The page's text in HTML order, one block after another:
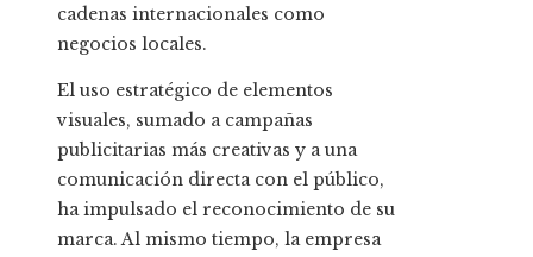
cadenas internacionales como
negocios locales.
El uso estratégico de elementos
visuales, sumado a campañas
publicitarias más creativas y a una
comunicación directa con el público,
ha impulsado el reconocimiento de su
marca. Al mismo tiempo, la empresa